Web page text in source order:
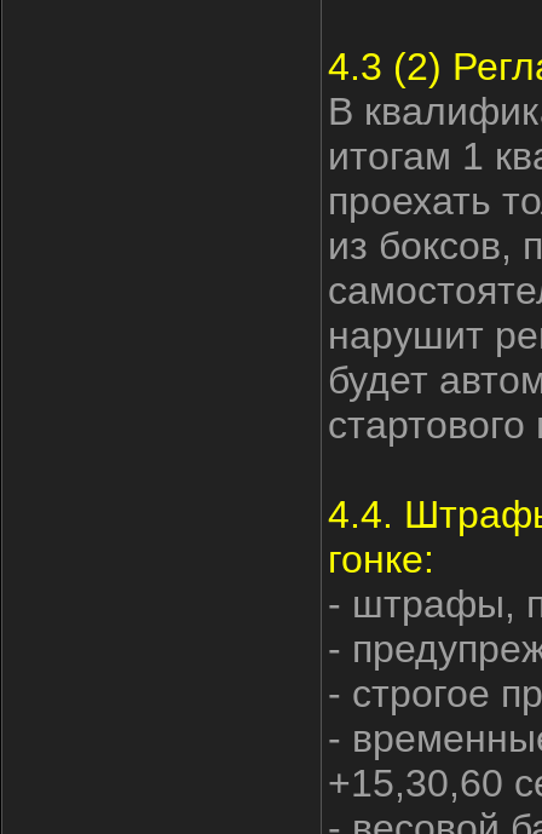
4.3 (2)
В
итогам 1
проехать
из боксов,
нарушит
будет
стартового
4.4.
гонке:
- штрафы,
-
- строгое
-
+15,30,60